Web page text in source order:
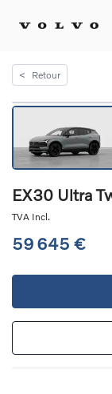
< Retour
EX30 Ultra
TVA Incl.
59 645 €